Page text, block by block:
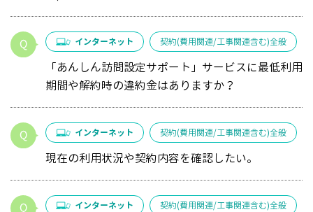
インターネット 契約(費用関連/工事関連含む)全般
「あんしん訪問設定サポート」サービスに最低利用
期間や解約時の違約金はありますか？
インターネット 契約(費用関連/工事関連含む)全般
現在の利用状況や契約内容を確認したい。
インターネット 契約(費用関連/工事関連含む)全般